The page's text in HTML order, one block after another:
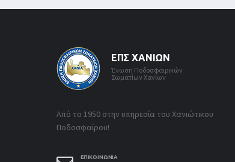
ΕΠΣ ΧΑΝΊΩΝ
Ένωση Ποδοσφαιρικών
Σωματίων Χανίων
Από το 1950 στην υπηρεσία του Χανιώτικου
Ποδοσφαίρου!
ΕΠΙΚΟΙΝΩΝΊΑ